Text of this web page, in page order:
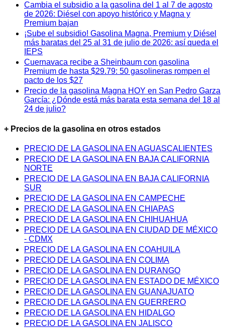
Cambia el subsidio a la gasolina del 1 al 7 de agosto
de 2026: Diésel con apoyo histórico y Magna y
Premium bajan
¡Sube el subsidio! Gasolina Magna, Premium y Diésel
más baratas del 25 al 31 de julio de 2026: así queda el
IEPS
Cuernavaca recibe a Sheinbaum con gasolina
Premium de hasta $29.79: 50 gasolineras rompen el
pacto de los $27
Precio de la gasolina Magna HOY en San Pedro Garza
García: ¿Dónde está más barata esta semana del 18 al
24 de julio?
+ Precios de la gasolina en otros estados
PRECIO DE LA GASOLINA EN AGUASCALIENTES
PRECIO DE LA GASOLINA EN BAJA CALIFORNIA
NORTE
PRECIO DE LA GASOLINA EN BAJA CALIFORNIA
SUR
PRECIO DE LA GASOLINA EN CAMPECHE
PRECIO DE LA GASOLINA EN CHIAPAS
PRECIO DE LA GASOLINA EN CHIHUAHUA
PRECIO DE LA GASOLINA EN CIUDAD DE MÉXICO
- CDMX
PRECIO DE LA GASOLINA EN COAHUILA
PRECIO DE LA GASOLINA EN COLIMA
PRECIO DE LA GASOLINA EN DURANGO
PRECIO DE LA GASOLINA EN ESTADO DE MÉXICO
PRECIO DE LA GASOLINA EN GUANAJUATO
PRECIO DE LA GASOLINA EN GUERRERO
PRECIO DE LA GASOLINA EN HIDALGO
PRECIO DE LA GASOLINA EN JALISCO